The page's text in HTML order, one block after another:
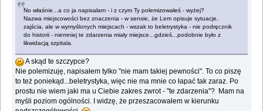
No właśnie...a co ja napisałam - i z czym Ty polemizowałeś - wyżej?
Nazwa miejscowości bez znaczenia - w sensie, że Lem opisuje sytuacje,
zajścia, ale w wymyślonych miejscach - wszak to beletrystyka - nie podręcznik
do historii - niemniej te zdarzenia miały miejsce...gdzieś...podobnie było z
likwidacją szpitala.
A skąd te szczypce?
Nie polemizuję, napisałem tylko "nie mam takiej pewności". To co piszę
to też poniekąd...beletrystyka, więc nie ma mnie co łapać tak zaraz. Po
prostu nie wiem jaki ma u Ciebie zakres zwrot - "te zdarzenia"? Mam na
myśli poziom ogólności. I widzę, że przeszacowałem w kierunku